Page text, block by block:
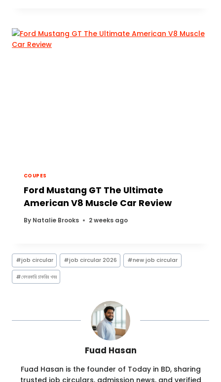
COUPES
Ford Mustang GT The Ultimate
American V8 Muscle Car Review
By Natalie Brooks 2 weeks ago
Post
Tags:
#job circular #job circular 2026 #new job circular
#বেসরকারি চাকরির খবর
Fuad Hasan
Fuad Hasan is the founder of Today in BD, sharing